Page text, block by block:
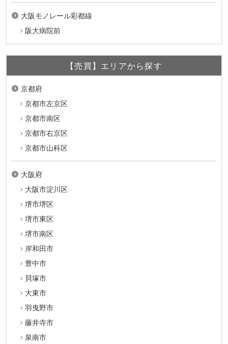
大阪モノレール彩都線
阪大病院前
【売買】エリアから探す
京都府
京都市左京区
京都市南区
京都市右京区
京都市山科区
大阪府
大阪市淀川区
堺市堺区
堺市東区
堺市南区
岸和田市
豊中市
貝塚市
大東市
羽曳野市
藤井寺市
泉南市